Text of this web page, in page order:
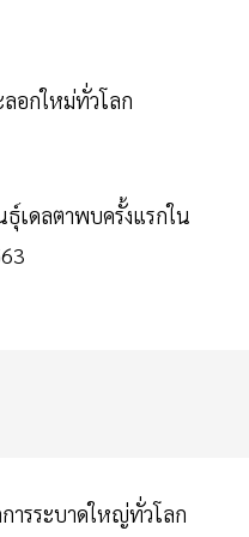
อกใหม่ทั่วโลก
เดลตาพบครั้งแรกใน
ารระบาดใหญ่ทั่วโลก